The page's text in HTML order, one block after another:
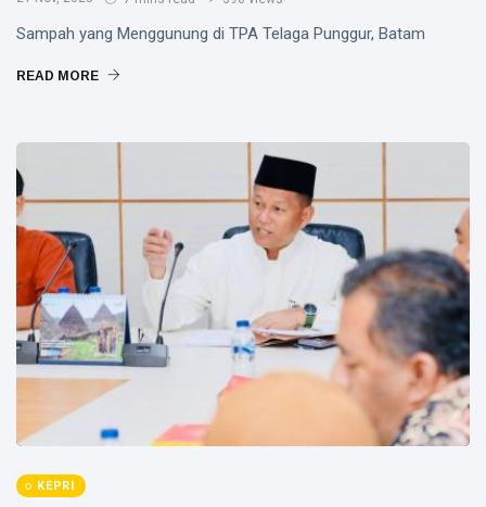
Sampah yang Menggunung di TPA Telaga Punggur, Batam
READ MORE
KEPRI